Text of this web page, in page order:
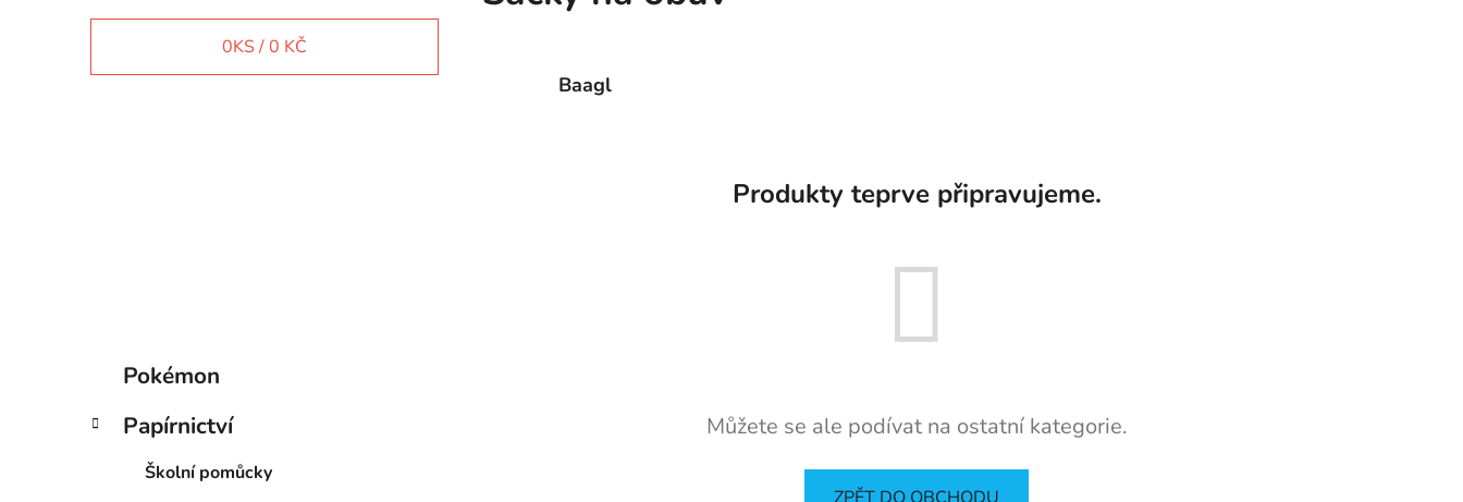
s
r
0KS /0 KČ
Přeskočit
kategorie
e
Pokémon
Papírnictví
Školní pomůcky
Baagl
Produkty teprve připravujeme.
Můžete se ale podívat na ostatní kategorie.